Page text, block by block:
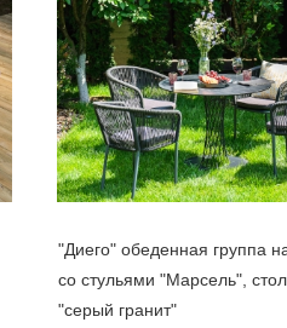
"Диего" обеденная группа
со стульями "Марсель",
"серый гранит"